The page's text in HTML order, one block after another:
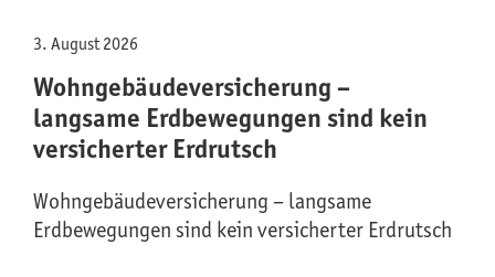
3. August 2026
Wohngebäude­versicherung –
langsame Erdbewegungen sind kein
versicherter Erdrutsch
Wohngebäude­versicherung – langsame
Erdbewegungen sind kein versicherter Erdrutsch